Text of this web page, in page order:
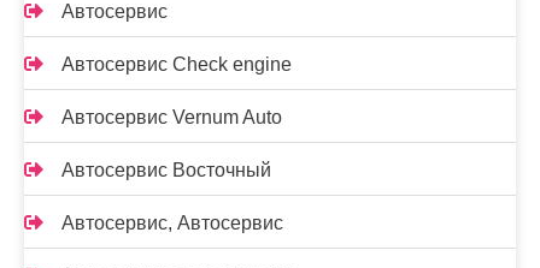
Автосервис
Автосервис Check engine
Автосервис Vernum Auto
Автосервис Восточный
Автосервис, Автосервис